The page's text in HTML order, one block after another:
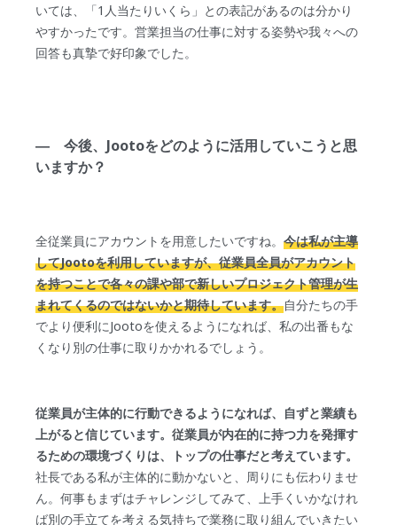
いては、「1人当たりいくら」との表記があるのは分かり
やすかったです。営業担当の仕事に対する姿勢や我々への
回答も真摯で好印象でした。
― 今後、Jootoをどのように活用していこうと思
いますか？
全従業員にアカウントを用意したいですね。今は私が主導
してJootoを利用していますが、従業員全員がアカウント
を持つことで各々の課や部で新しいプロジェクト管理が生
まれてくるのではないかと期待しています。自分たちの手
でより便利にJootoを使えるようになれば、私の出番もな
くなり別の仕事に取りかかれるでしょう。
従業員が主体的に行動できるようになれば、自ずと業績も
上がると信じています。従業員が内在的に持つ力を発揮す
るための環境づくりは、トップの仕事だと考えています。
社長である私が主体的に動かないと、周りにも伝わりませ
ん。何事もまずはチャレンジしてみて、上手くいかなけれ
ば別の手立てを考える気持ちで業務に取り組んでいきたい